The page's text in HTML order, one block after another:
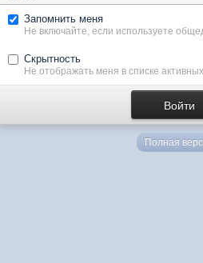
Запомнить меня
Не включайте, если используете
Скрытность
Не отображать меня в списке
Полная